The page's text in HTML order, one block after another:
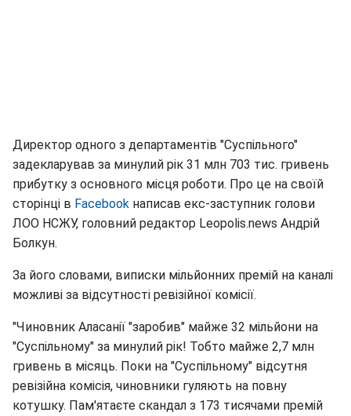
Директор одного з департаментів "Суспільного"
задекларував за минулий рік 31 млн 703 тис. гривень
прибутку з основного місця роботи. Про це на своїй
сторінці в Facebook написав екс-заступник голови
ЛОО НСЖУ, головний редактор Leopolis.news Андрій
Болкун.
За його словами, виписки мільйонних премій на каналі
можливі за відсутності ревізійної комісії.
"Чиновник Аласанії "заробив" майже 32 мільйони на
"Суспільному" за минулий рік! Тобто майже 2,7 млн
гривень в місяць. Поки на "Суспільному" відсутня
ревізійна комісія, чиновники гуляють на повну
котушку. Пам'ятаєте скандал з 173 тисячами премій